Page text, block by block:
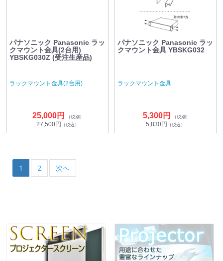
パナソニック Panasonic ラッ
クマウント金具(2台用)
YBSKG030Z (受注生産品)
ラックマウント金具(2台用)
25,000円 （税別）
27,500円 （税込）
パナソニック Panasonic ラッ
クマウント金具 YBSKG032
ラックマウント金具
5,300円 （税別）
5,830円 （税込）
1 2 次へ